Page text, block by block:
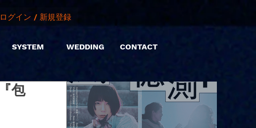
ログイン / 新規登録
SYSTEM WEDDING CONTACT
包